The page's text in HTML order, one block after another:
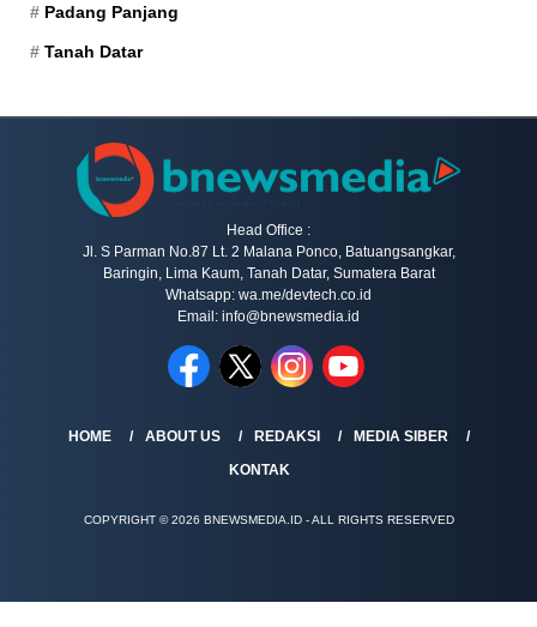
Padang Panjang
Tanah Datar
Head Office :
Jl. S Parman No.87 Lt. 2 Malana Ponco, Batuangsangkar,
Baringin, Lima Kaum, Tanah Datar, Sumatera Barat
Whatsapp: wa.me/devtech.co.id
Email: info@bnewsmedia.id
HOME ABOUT US REDAKSI
MEDIA SIBER
KONTAK
COPYRIGHT © 2026 BNEWSMEDIA.ID - ALL RIGHTS RESERVED